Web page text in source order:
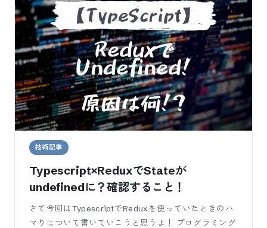
技術記事
Typescript×ReduxでStateが
undefinedに？確認すること！
さて今回はTypescriptでReduxを使っていたときのハ
マりについて書いていこうと思うよ！ プログラミング